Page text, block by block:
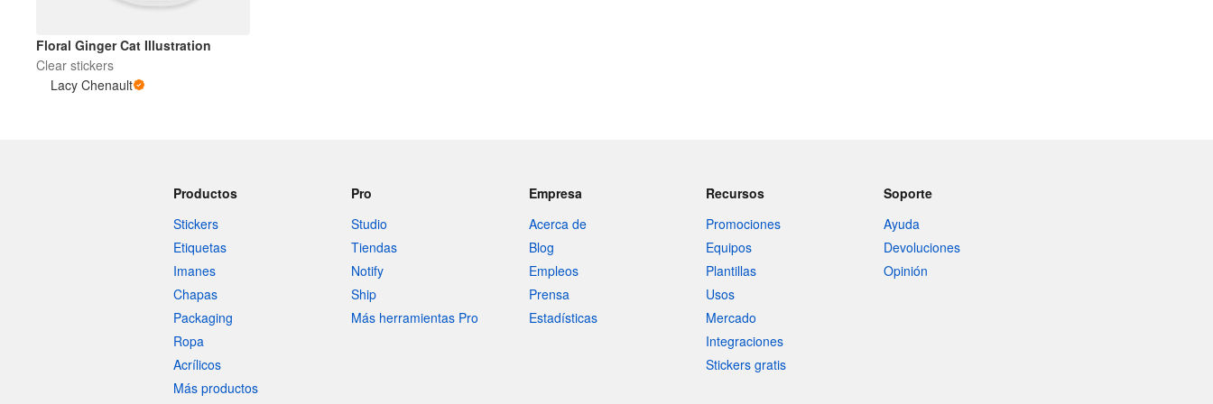
Más productos
Floral Ginger Cat Illustration
Clear stickers
Lacy Chenault
Productos
Stickers
Etiquetas
Imanes
Chapas
Packaging
Ropa
Acrílicos
Más productos
Pro
Studio
Tiendas
Notify
Ship
Más herramientas Pro
Empresa
Acerca de
Blog
Empleos
Prensa
Estadísticas
Recursos
Promociones
Equipos
Plantillas
Usos
Mercado
Integraciones
Stickers gratis
Soporte
Ayuda
Devoluciones
Opinión